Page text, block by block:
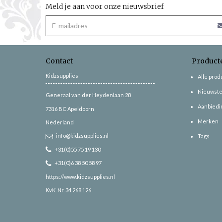
Meld je aan voor onze nieuwsbrief
Contact
Kidzsupplies
Generaal van der Heydenlaan 28
7316 BC Apeldoorn
Nederland
info@kidzsupplies.nl
+31(0)55 75 19 130
+31(0)6 38 50 58 97
https://www.kidzsupplies.nl
KvK. Nr. 34 268 126
Alle
Merken
Tags